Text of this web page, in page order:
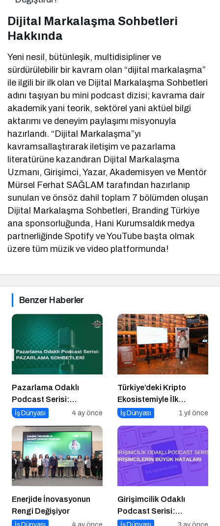
Dijital Markalaşma Sohbetleri
Hakkında
Yeni nesil, bütünleşik, multidisipliner ve
sürdürülebilir bir kavram olan “dijital markalaşma”
ile ilgili bir ilk olan ve Dijital Markalaşma Sohbetleri
adını taşıyan bu mini podcast dizisi; kavrama dair
akademik yani teorik, sektörel yani aktüel bilgi
aktarımı ve deneyim paylaşımı misyonuyla
hazırlandı. “Dijital Markalaşma”yı
kavramsallaştırarak iletişim ve pazarlama
literatürüne kazandıran Dijital Markalaşma
Uzmanı, Girişimci, Yazar, Akademisyen ve Mentör
Mürsel Ferhat SAĞLAM tarafından hazırlanıp
sunulan ve önsöz dahil toplam 7 bölümden oluşan
Dijital Markalaşma Sohbetleri, Branding Türkiye
ana sponsorluğunda, Hani Kurumsaldık medya
partnerliğinde Spotify ve YouTube başta olmak
üzere tüm müzik ve video platformunda!
Benzer Haberler
Pazarlama Odaklı
Podcast Serisi:
Pazarlama Sohbetleri
İş Dünyası 4 ay önce
Türkiye’deki Kripto
Ekosistemiyle İlk
Buluşma
İş Dünyası 1 yıl önce
Enerjide İnovasyonun
Rengi Değişiyor
Girişimcilik Odaklı
Podcast Serisi:
Girişimcilerin Büyük